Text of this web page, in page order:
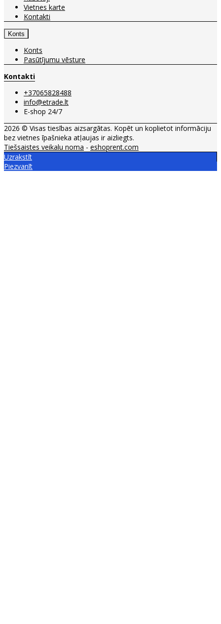
Vietnes karte
Kontakti
Konts
Konts
Pasūtījumu vēsture
Kontakti
+37065828488
info@etrade.lt
E-shop 24/7
2026 © Visas tiesības aizsargātas. Kopēt un koplietot informāciju
bez vietnes īpašnieka atļaujas ir aizliegts.
Tiešsaistes veikalu noma - eshoprent.com
Uzrakstīt
Piezvanīt